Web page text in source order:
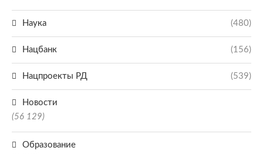
Наука (480)
Нацбанк (156)
Нацпроекты РД (539)
Новости
(56 129)
Образование